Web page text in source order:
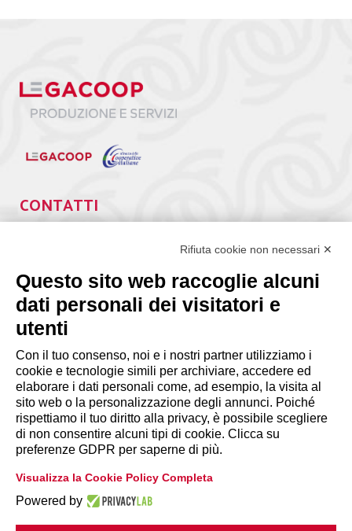
CONTATTI
segreteria@lps.coop
INFORMAZIONI
Disclaimer
Privacy Policy
Cookie Policy|Modifica preferenze
Rifiuta cookie non necessari ✕
Questo sito web raccoglie alcuni
dati personali dei visitatori e
utenti
Con il tuo consenso, noi e i nostri partner utilizziamo i
cookie e tecnologie simili per archiviare, accedere ed
elaborare i dati personali come, ad esempio, la visita al
sito web o la personalizzazione degli annunci. Poiché
rispettiamo il tuo diritto alla privacy, è possibile scegliere
di non consentire alcuni tipi di cookie. Clicca su
preferenze GDPR per saperne di più.
Visualizza la Cookie Policy Completa
Powered by